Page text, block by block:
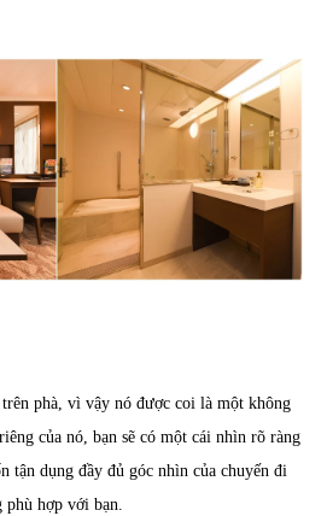
phà, vì vậy nó được coi là một không
của nó, bạn sẽ có một cái nhìn rõ ràng
tận dụng đầy đủ góc nhìn của chuyến đi
phù hợp với bạn.